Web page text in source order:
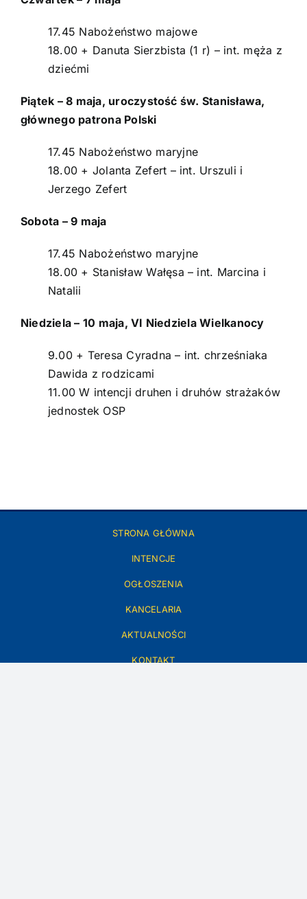
17.45 Nabożeństwo majowe
18.00 + Danuta Sierzbista (1 r) – int. męża z
dziećmi
Piątek – 8 maja, uroczystość św. Stanisława,
głównego patrona Polski
17.45 Nabożeństwo maryjne
18.00 + Jolanta Zefert – int. Urszuli i
Jerzego Zefert
Sobota – 9 maja
17.45 Nabożeństwo maryjne
18.00 + Stanisław Wałęsa – int. Marcina i
Natalii
Niedziela – 10 maja, VI Niedziela Wielkanocy
9.00 + Teresa Cyradna – int. chrześniaka
Dawida z rodzicami
11.00 W intencji druhen i druhów strażaków
jednostek OSP
STRONA GŁÓWNA
INTENCJE
OGŁOSZENIA
KANCELARIA
AKTUALNOŚCI
KONTAKT